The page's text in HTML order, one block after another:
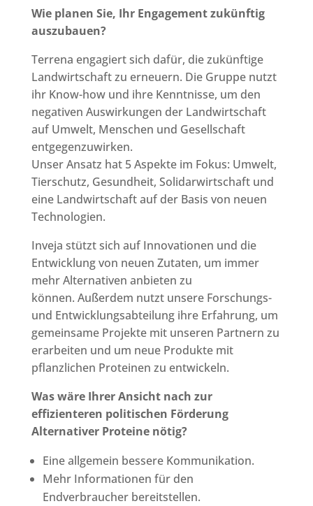
Wie planen Sie, Ihr Engagement zukünftig
auszubauen?
Terrena engagiert sich dafür, die zukünftige
Landwirtschaft zu erneuern. Die Gruppe nutzt
ihr Know-how und ihre Kenntnisse, um den
negativen Auswirkungen der Landwirtschaft
auf Umwelt, Menschen und Gesellschaft
entgegenzuwirken.
Unser Ansatz hat 5 Aspekte im Fokus: Umwelt,
Tierschutz, Gesundheit, Solidarwirtschaft und
eine Landwirtschaft auf der Basis von neuen
Technologien.
Inveja stützt sich auf Innovationen und die
Entwicklung von neuen Zutaten, um immer
mehr Alternativen anbieten zu
können. Außerdem nutzt unsere Forschungs-
und Entwicklungsabteilung ihre Erfahrung, um
gemeinsame Projekte mit unseren Partnern zu
erarbeiten und um neue Produkte mit
pflanzlichen Proteinen zu entwickeln.
Was wäre Ihrer Ansicht nach zur
effizienteren politischen Förderung
Alternativer Proteine nötig?
Eine allgemein bessere Kommunikation.
Mehr Informationen für den
Endverbraucher bereitstellen.